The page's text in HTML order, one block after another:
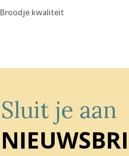
Broodje kwaliteit
Sluit je aan